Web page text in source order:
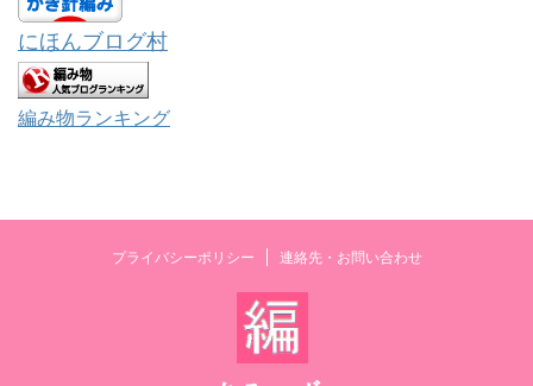
にほんブログ村
編み物ランキング
プライバシーポリシー 連絡先・お問い合わせ